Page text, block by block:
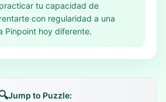
tu capacidad de
con regularidad a una
Pinpoint hoy diferente.
Jump to Puzzle: